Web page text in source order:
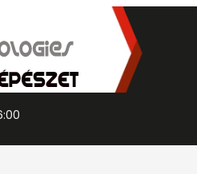
Pál út 13.
9868